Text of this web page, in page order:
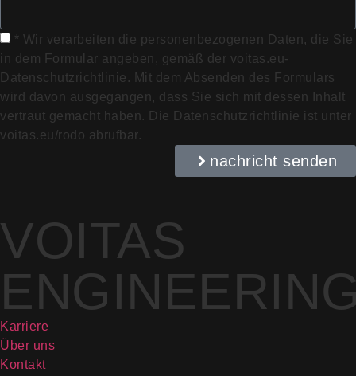
* Wir verarbeiten die personenbezogenen Daten, die Sie
in dem Formular angeben, gemäß der voitas.eu-
Datenschutzrichtlinie. Mit dem Absenden des Formulars
wird davon ausgegangen, dass Sie sich mit dessen Inhalt
vertraut gemacht haben. Die Datenschutzrichtlinie ist unter
voitas.eu/rodo abrufbar.
nachricht senden
VOITAS
Karriere
Über uns
Kontakt